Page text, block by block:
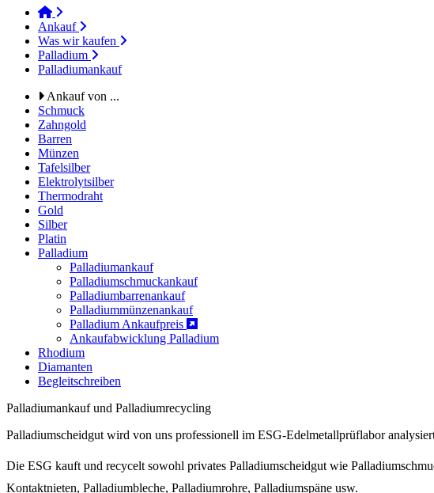
Ankauf
Was wir kaufen
Palladium
Palladiumankauf
Ankauf von ...
Schmuck
Zahngold
Barren
Münzen
Tafelsilber
Elektrolytsilber
Thermodraht
Gold
Silber
Platin
Palladium
Palladiumankauf
Palladiumschmuckankauf
Palladiumbarrenankauf
Palladiummünzenankauf
Palladium Ankaufpreis
Ankaufabwicklung Palladium
Rhodium
Diamanten
Begleitschreiben
Palladiumankauf und Palladiumrecycling
Palladiumscheidgut wird von uns professionell im ESG-Edelmetallprüflabor
Die ESG kauft und recycelt sowohl privates Palladiumscheidgut wie
Kontaktnieten, Palladiumbleche, Palladiumrohre, Palladiumspäne usw.